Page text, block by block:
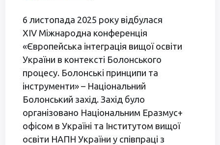
6 листопада 2025 року відбулася
XIV Міжнародна конференція
«Європейська інтеграція вищої освіти
України в контексті Болонського
процесу. Болонські принципи та
інструменти» – Національний
Болонський захід. Захід було
організовано Національним Еразмус+
офісом в Україні та Інститутом вищої
освіти НАПН України у співпраці з